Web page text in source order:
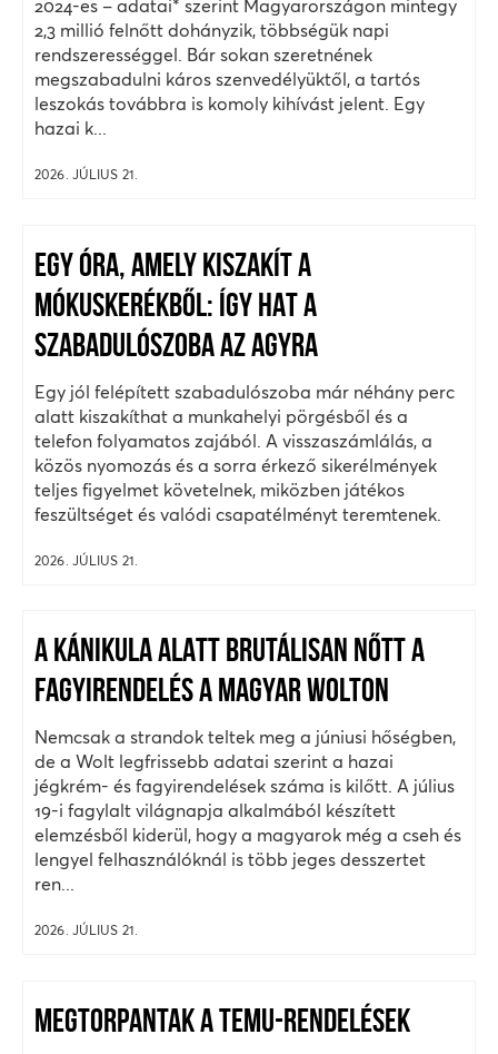
2024-es – adatai* szerint Magyarországon mintegy
2,3 millió felnőtt dohányzik, többségük napi
rendszerességgel. Bár sokan szeretnének
megszabadulni káros szenvedélyüktől, a tartós
leszokás továbbra is komoly kihívást jelent. Egy
hazai k...
2026. JÚLIUS 21.
EGY ÓRA, AMELY KISZAKÍT A
MÓKUSKERÉKBŐL: ÍGY HAT A
SZABADULÓSZOBA AZ AGYRA
Egy jól felépített szabadulószoba már néhány perc
alatt kiszakíthat a munkahelyi pörgésből és a
telefon folyamatos zajából. A visszaszámlálás, a
közös nyomozás és a sorra érkező sikerélmények
teljes figyelmet követelnek, miközben játékos
feszültséget és valódi csapatélményt teremtenek.
2026. JÚLIUS 21.
A KÁNIKULA ALATT BRUTÁLISAN NŐTT A
FAGYIRENDELÉS A MAGYAR WOLTON
Nemcsak a strandok teltek meg a júniusi hőségben,
de a Wolt legfrissebb adatai szerint a hazai
jégkrém- és fagyirendelések száma is kilőtt. A július
19-i fagylalt világnapja alkalmából készített
elemzésből kiderül, hogy a magyarok még a cseh és
lengyel felhasználóknál is több jeges desszertet
ren...
2026. JÚLIUS 21.
MEGTORPANTAK A TEMU-RENDELÉSEK